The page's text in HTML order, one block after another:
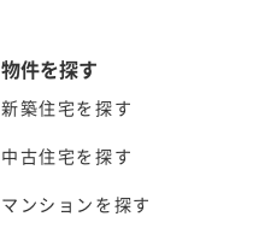
物件を探す
新築住宅を探す
中古住宅を探す
マンションを探す